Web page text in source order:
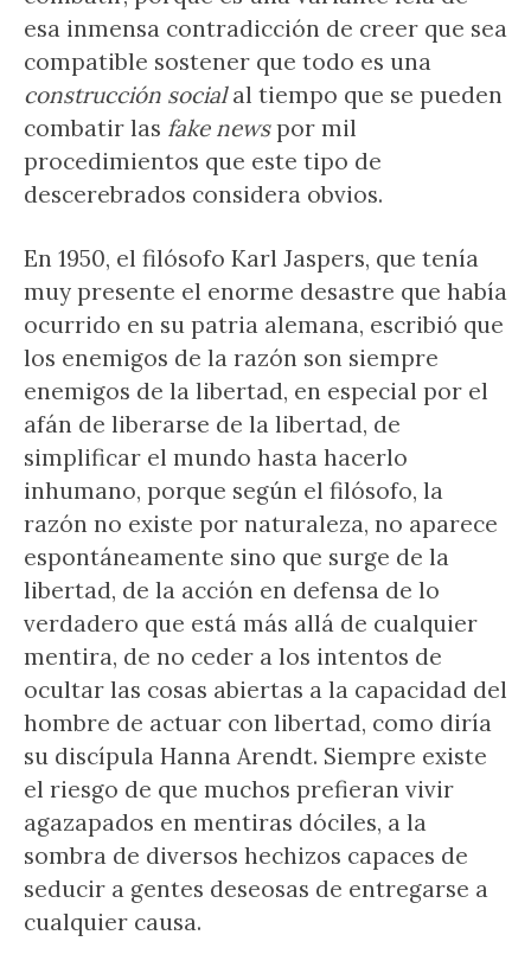
esa inmensa contradicción de creer que sea
compatible sostener que todo es una
construcción socialal tiempo que se pueden
combatir las fake newspor mil
procedimientos que este tipo de
descerebrados considera obvios.
En 1950, el filósofo Karl Jaspers, que tenía
muy presente el enorme desastre que había
ocurrido en su patria alemana, escribió que
los enemigos de la razón son siempre
enemigos de la libertad, en especial por el
afán de liberarse de la libertad, de
simplificar el mundo hasta hacerlo
inhumano, porque según el filósofo, la
razón no existe por naturaleza, no aparece
espontáneamente sino que surge de la
libertad, de la acción en defensa de lo
verdadero que está más allá de cualquier
mentira, de no ceder a los intentos de
ocultar las cosas abiertas a la capacidad del
hombre de actuar con libertad, como diría
su discípula Hanna Arendt. Siempre existe
el riesgo de que muchos prefieran vivir
agazapados en mentiras dóciles, a la
sombra de diversos hechizos capaces de
seducir a gentes deseosas de entregarse a
cualquier causa.